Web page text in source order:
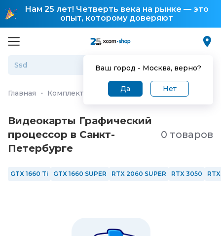
Нам 25 лет! Четверть века на рынке — это
опыт, которому доверяют
Ваш город - Москва, верно?
Да Нет
Главная · Комплектующие для ПК и ноутбуков
Видеокарты Графический
процессор в Санкт-
Петербургe
0 товаров
GTX 1660 Ti GTX 1660 SUPER RTX 2060 SUPER RTX 3050